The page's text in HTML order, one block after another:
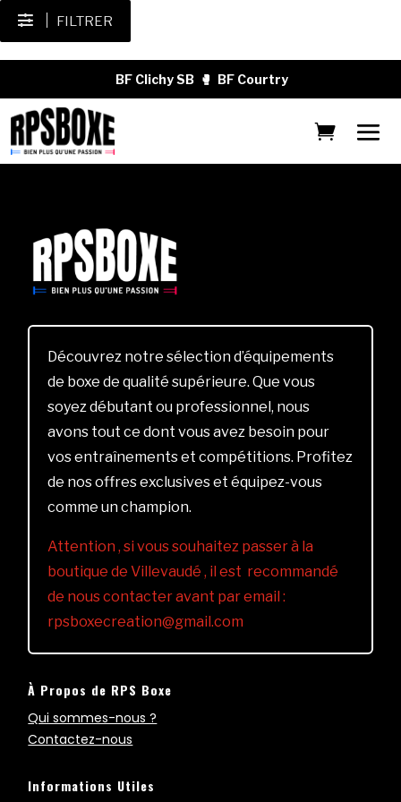
FILTRER
BF Clichy SB 🥊 BF Courtry
Découvrez notre sélection d’équipements
de boxe de qualité supérieure. Que vous
soyez débutant ou professionnel, nous
avons tout ce dont vous avez besoin pour
vos entraînements et compétitions. Profitez
de nos offres exclusives et équipez-vous
comme un champion.
Attention , si vous souhaitez passer à la
boutique de Villevaudé , il est recommandé
de nous contacter avant par email :
rpsboxecreation@gmail.com
À Propos de RPS Boxe
Qui sommes-nous ?
Contactez-nous
Informations Utiles